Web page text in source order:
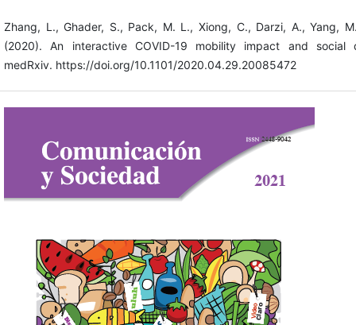
Zhang, L., Ghader, S., Pack, M. L., Xiong, C., Darzi, A., Yang,
(2020). An interactive COVID-19 mobility impact and social
medRxiv. https://doi.org/10.1101/2020.04.29.20085472